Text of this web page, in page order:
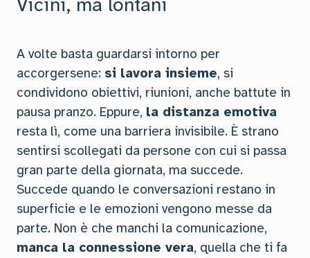
A volte basta guardarsi intorno per
accorgersene: si lavora insieme, si
condividono obiettivi, riunioni, anche battute in
pausa pranzo. Eppure, la distanza emotiva
resta lì, come una barriera invisibile. È strano
sentirsi scollegati da persone con cui si passa
gran parte della giornata, ma succede.
Succede quando le conversazioni restano in
superficie e le emozioni vengono messe da
parte. Non è che manchi la comunicazione,
manca la connessione vera, quella che ti fa